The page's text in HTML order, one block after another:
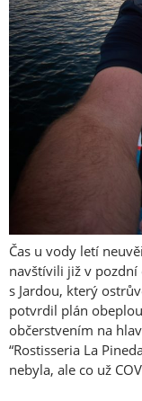
Čas u vody letí
navštívili již v
s Jardou, který
potvrdil plán
občerstvením na
“Rostisseria La
nebyla, ale co už